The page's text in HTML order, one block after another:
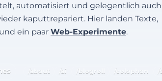
automatisiert und gelegentlich auch
kaputtrepariert. Hier landen Texte,
ein paar Web-Experimente.
/about /ai /blogroll /colophon /